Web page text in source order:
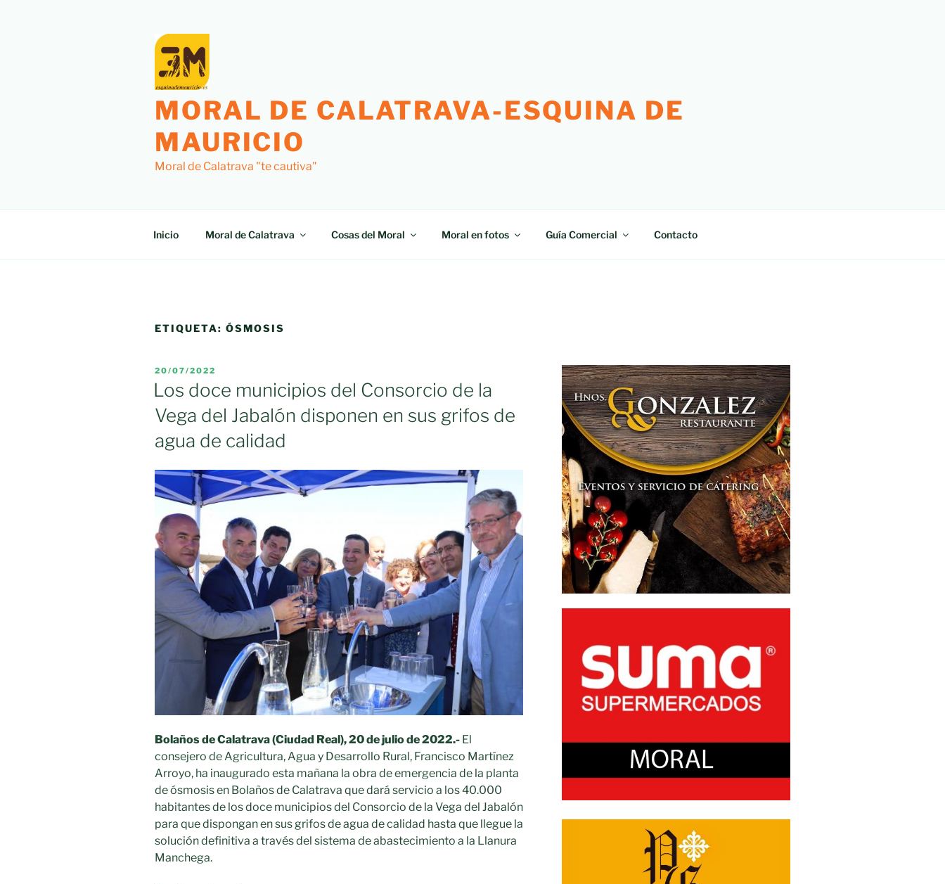
MORAL DE CALATRAVA-ESQUINA DE
MAURICIO
Moral de Calatrava "te cautiva"
Inicio Moral de Calatrava Cosas del Moral Moral en fotos Guía Comercial Contacto
ETIQUETA: ÓSMOSIS
PUBLICADO
EL
20/07/2022
Los doce municipios del Consorcio de la
Vega del Jabalón disponen en sus grifos de
agua de calidad
Bolaños de Calatrava (Ciudad Real), 20 de julio de 2022.- El
consejero de Agricultura, Agua y Desarrollo Rural, Francisco Martínez
Arroyo, ha inaugurado esta mañana la obra de emergencia de la planta
de ósmosis en Bolaños de Calatrava que dará servicio a los 40.000
habitantes de los doce municipios del Consorcio de la Vega del Jabalón
para que dispongan en sus grifos de agua de calidad hasta que llegue la
solución definitiva a través del sistema de abastecimiento a la Llanura
Manchega.